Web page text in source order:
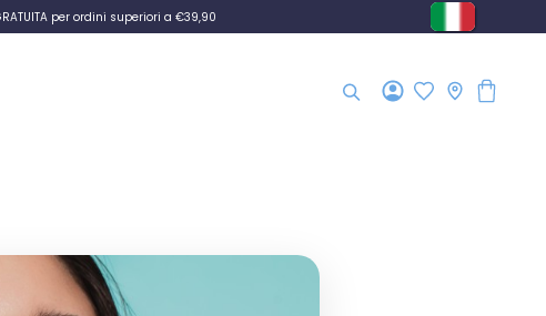
per ordini superiori a €39,90